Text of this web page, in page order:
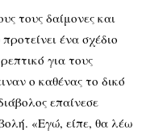
τους δαίμονες και
ένα σχέδιο
για τους
ο καθένας το δικό
επαίνεσε
«Εγώ, είπε, θα λέω